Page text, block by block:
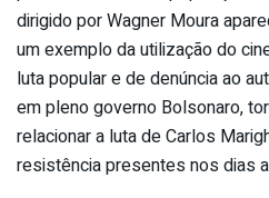
dirigido por Wagner Moura
um exemplo da utilização do
luta popular e de denúncia ao
em pleno governo Bolsonaro,
relacionar a luta de Carlos
resistência presentes nos dias